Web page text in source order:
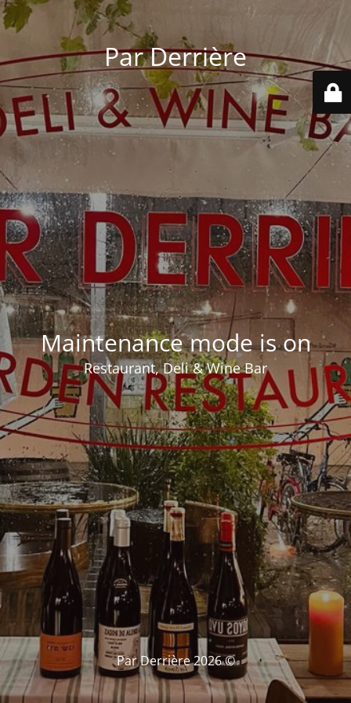
Par Derrière
Maintenance mode is on
Restaurant, Deli & Wine Bar
© Par Derrière 2026